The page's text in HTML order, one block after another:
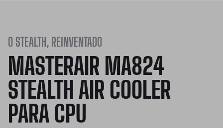
O STEALTH, REINVENTADO
MASTERAIR MA824
STEALTH AIR COOLER
PARA CPU